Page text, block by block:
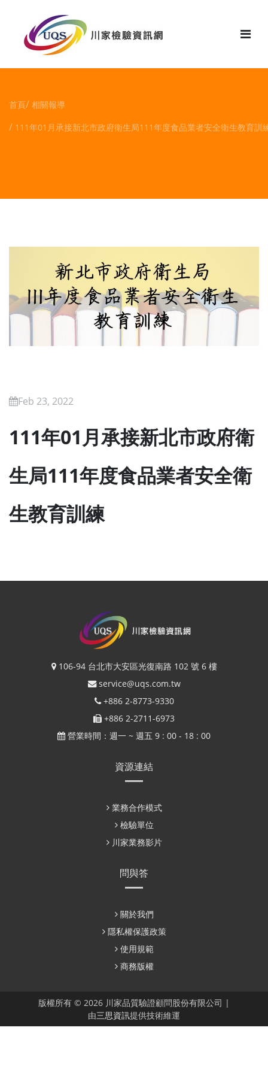
首頁 相關報導
111年01月承接新北市政府衛生局111年度食品業者安全衛生教育訓
Feb 23, 2022
111年01月承接新北市政府衛
生局111年度食品業者安全衛
生教育訓練
106-94 台北市大安區光復南路 102 號 6 樓
service@uqs.com.tw
+886 2-8773-9330
+886 2-2711-6973
營業時間：週一 ~ 週五 9 : 00 - 18 : 00
資源連結
業務合作模式
檢驗單位
川家業務影片
問與答
關於我們
隱私權保護政策
使用規範
商務版權
版權所有 © 2026 川家品質驗證顧問股份有限公司 |
由三思資訊提供技術維運